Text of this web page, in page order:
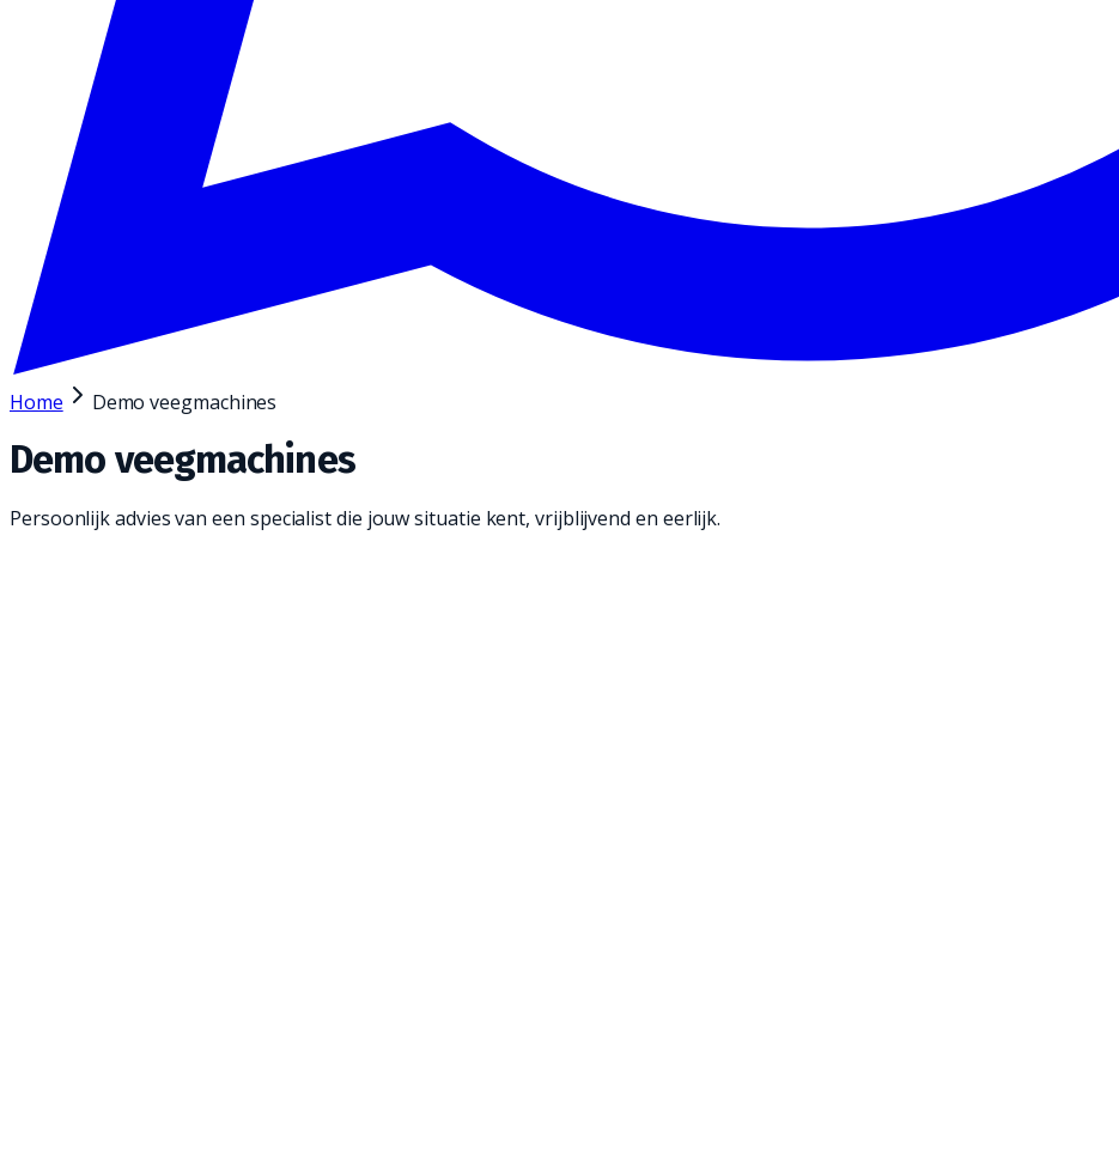
Home Demo veegmachines
Demo veegmachines
Persoonlijk advies van een specialist die jouw situatie kent, vrijblijvend en eerlijk.